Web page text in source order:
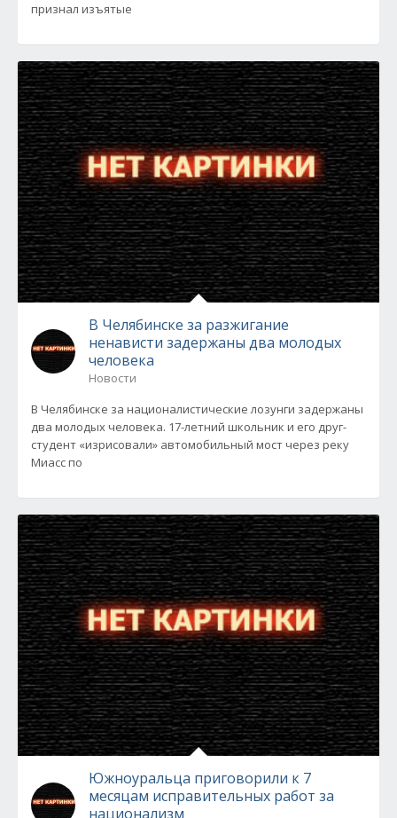
признал изъятые
В Челябинске за разжигание
ненависти задержаны два молодых
человека
Новости
В Челябинске за националистические лозунги задержаны
два молодых человека. 17-летний школьник и его друг-
студент «изрисовали» автомобильный мост через реку
Миасс по
Южноуральца приговорили к 7
месяцам исправительных работ за
национализм